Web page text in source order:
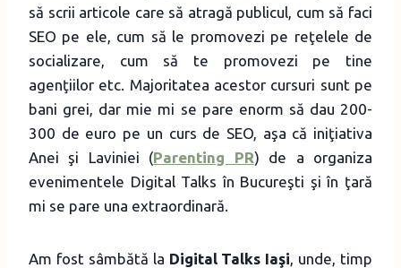
să scrii articole care să atragă publicul, cum să faci
SEO pe ele, cum să le promovezi pe reţelele de
socializare, cum să te promovezi pe tine
agenţiilor etc. Majoritatea acestor cursuri sunt pe
bani grei, dar mie mi se pare enorm să dau 200-
300 de euro pe un curs de SEO, aşa că iniţiativa
Anei şi Laviniei (Parenting PR) de a organiza
evenimentele Digital Talks în Bucureşti şi în ţară
mi se pare una extraordinară.
Am fost sâmbătă la Digital Talks Iaşi, unde, timp